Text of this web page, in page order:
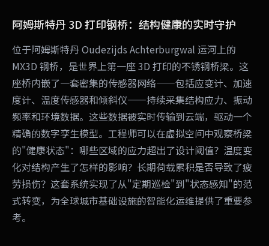
阿姆斯特丹 3D 打印钢桥：结构健康的实时守护
位于阿姆斯特丹 Oudezijds Achterburgwal 运河上的
MX3D 钢桥，是世界上第一座 3D 打印的不锈钢桥梁。这
座桥内嵌了一套密集的传感器网络——包括应变计、加速
度计、温度传感器和倾斜仪——持续采集结构应力、振动
频率和环境数据。这些数据被实时传输到云端，驱动一个
精确的数字孪生模型。工程师可以在虚拟空间中观察桥梁
的"健康状态"：哪些区域的应力超出了设计阈值？温度变
化对结构产生了怎样的影响？长期荷载累积是否导致了疲
劳损伤？这套系统实现了从"定期巡检"到"状态感知"的范
式转变，为全球城市基础设施的智能化运维提供了重要参
考。